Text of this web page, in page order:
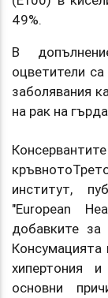
49%.
В
оцветители
заболявания
на рак на
институт,
"European
добавките
Консумацията
хипертония
основни